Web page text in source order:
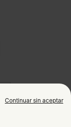
Continuar sin aceptar